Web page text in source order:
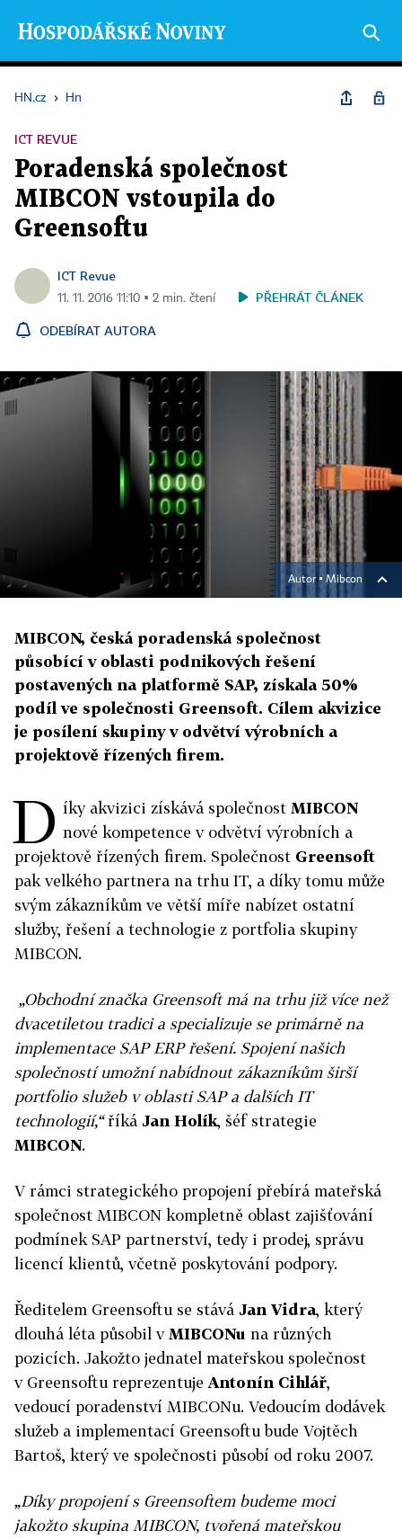
HN.cz › Hn
ICT REVUE
Poradenská společnost
MIBCON vstoupila do
Greensoftu
ICT Revue
11. 11. 2016 11:10 ▪ 2 min. čtení PŘEHRÁT ČLÁNEK
ODEBÍRAT AUTORA
Autor ▪ Mibcon
MIBCON, česká poradenská společnost
působící v oblasti podnikových řešení
postavených na platformě SAP, získala 50%
podíl ve společnosti Greensoft. Cílem akvizice
je posílení skupiny v odvětví výrobních a
projektově řízených firem.
D íky akvizici získává společnost MIBCON
nové kompetence v odvětví výrobních a
projektově řízených firem. Společnost Greensoft
pak velkého partnera na trhu IT, a díky tomu může
svým zákazníkům ve větší míře nabízet ostatní
služby, řešení a technologie z portfolia skupiny
MIBCON.
„Obchodní značka Greensoft má na trhu již více než
dvacetiletou tradici a specializuje se primárně na
implementace SAP ERP řešení. Spojení našich
společností umožní nabídnout zákazníkům širší
portfolio služeb v oblasti SAP a dalších IT
technologií,“říká Jan Holík, šéf strategie
MIBCON.
V rámci strategického propojení přebírá mateřská
společnost MIBCON kompletně oblast zajišťování
podmínek SAP partnerství, tedy i prodej, správu
licencí klientů, včetně poskytování podpory.
Ředitelem Greensoftu se stává Jan Vidra, který
dlouhá léta působil v MIBCONu na různých
pozicích. Jakožto jednatel mateřskou společnost
v Greensoftu reprezentuje Antonín Cihlář,
vedoucí poradenství MIBCONu. Vedoucím dodávek
služeb a implementací Greensoftu bude Vojtěch
Bartoš, který ve společnosti působí od roku 2007.
„Díky propojení s Greensoftem budeme moci
jakožto skupina MIBCON, tvořená mateřskou